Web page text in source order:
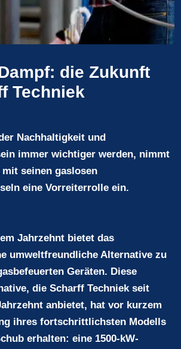
die Zukunft
Techniek
Nachhaltigkeit und
immer wichtiger werden, nimmt
seinen gaslosen
eine Vorreiterrolle ein.
Jahrzehnt bietet das
umweltfreundliche Alternative zu
Geräten. Diese
die Scharff Techniek seit
anbietet, hat vor kurzem
ihres fortschrittlichsten Modells
erhalten: eine 1500-kW-